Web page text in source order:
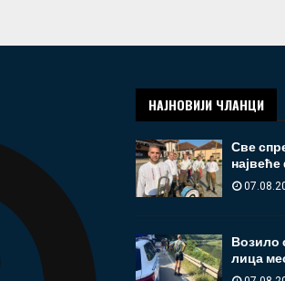
НАЈНОВИЈИ ЧЛАНЦИ
Све
Возило
лица